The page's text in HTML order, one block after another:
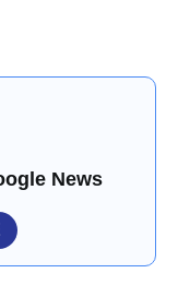
News